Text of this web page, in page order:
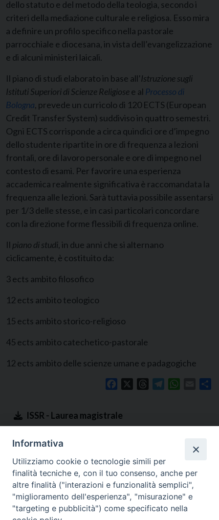
dello statuto e del metodo della teologia, secondo i
criteri della mediazione culturale e religiosa. Esso mira
a definire un profilo specifico nella pastorale
parrocchiale e diocesana, in vista dell’evangelizzazione
e di alcuni ministeri laicali.
Il piano di studi elaborato in base all’Istruzione sugli
Istituti Superiori di Scienze Religiosee al Processo di
Bologna, prevede un curricolo di 120 ECTS (European
Credit Transfer System) suddiviso in quattro semestri.
Ogni ECTS corrisponde a circa quindici ore d’impegno
dello studente ripartite in ore di frequenza a lezioni
frontali, ore di lavoro personale e ore di impegno nel
contesto di esami. Per favorire una esperienza
accademica realmente significativa è raccomandata la
frequenza alle lezioni. Sarà tuttavia possibile assentarsi
per 1/3 delle stesse, e in casi particolari concordare
con la direzione forme flessibili di frequenza online.
Il piano di studi, in due anni che si alternano
ciclicamente, è costituito da:
3 ects ambito filosofico
12 ects ambito teologico
15 ects ambito storico-religioso
45 ects ambito catechetico-pastorale
12 ects ambito delle scienze umane e padagogiche
Facebook ThreadsTelegramWhatsApp
Email
ISSR - Laurea magistrale
Informativa
Utilizziamo cookie o tecnologie simili per
finalità tecniche e, con il tuo consenso, anche per
altre finalità ("interazioni e funzionalità semplici",
"miglioramento dell'esperienza", "misurazione" e
"targeting e pubblicità") come specificato nella